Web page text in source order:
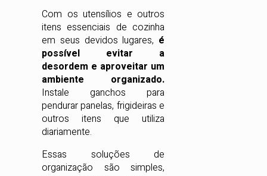
Com os utensílios e outros
itens essenciais de cozinha
em seus devidos lugares, é
possível evitar a
desordem e aproveitar um
ambiente organizado.
Instale ganchos para
pendurar panelas, frigideiras e
outros itens que utiliza
diariamente.
Essas soluções de
organização são simples,